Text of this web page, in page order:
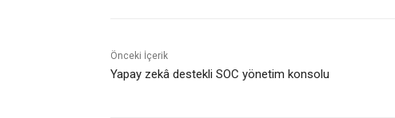
Önceki İçerik
Yapay zekâ destekli SOC yönetim konsolu